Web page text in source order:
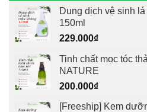
Dung dịch vệ sinh
150ml
229.000₫
Tinh chất mọc tóc
NATURE
200.000₫
[Freeship] Kem